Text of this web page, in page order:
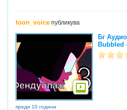
toon_voice публикува
Бг
Bubbled
преди 10 години